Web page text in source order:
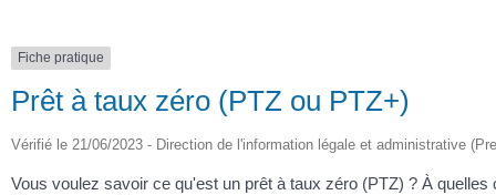
Fiche pratique
Prêt à taux zéro (PTZ ou PTZ+)
Vérifié le 21/06/2023 - Direction de l'information légale et administrative
Vous voulez savoir ce qu'est un prêt à taux zéro (PTZ) ? À